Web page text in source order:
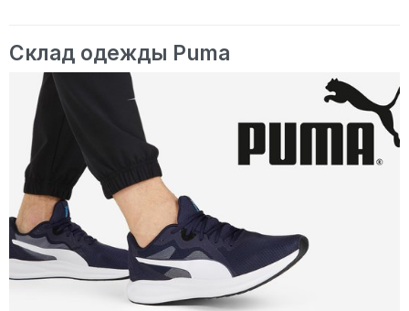
Склад одежды Puma